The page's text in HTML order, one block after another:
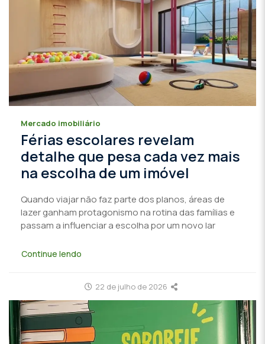
Mercado imobiliário
Férias escolares revelam
detalhe que pesa cada vez mais
na escolha de um imóvel
Quando viajar não faz parte dos planos, áreas de
lazer ganham protagonismo na rotina das famílias e
passam a influenciar a escolha por um novo lar
Continue lendo
22 de julho de 2026